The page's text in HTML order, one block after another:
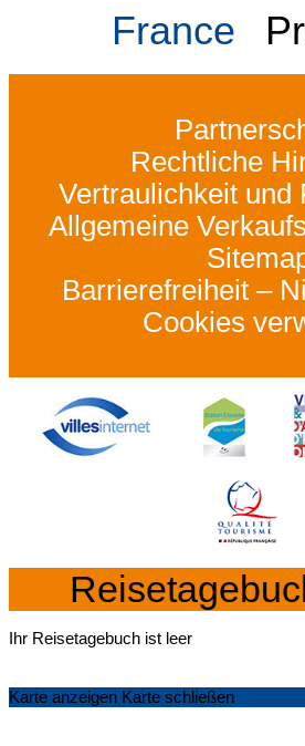
France
Rechtliche
Vertraulichkeit und
Allgemeine
Barrierefreiheit –
Cookies
Ihr Reisetagebuch ist leer
Karte anzeigen Karte schließen